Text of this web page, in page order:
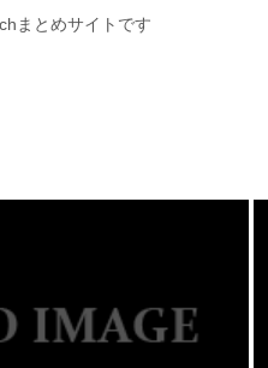
まとめサイトです